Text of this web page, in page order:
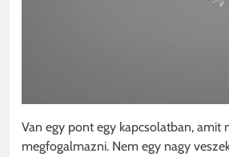
Van egy pont egy kapcsolatban, amit
megfogalmazni. Nem egy nagy